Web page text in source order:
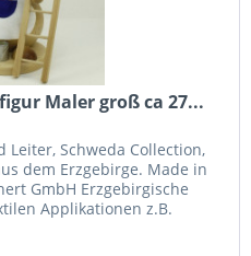
Maler groß ca 27...
Leiter, Schweda Collection,
dem Erzgebirge. Made in
GmbH Erzgebirgische
Applikationen z.B.